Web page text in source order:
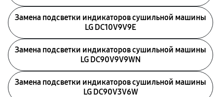
Замена подсветки индикаторов сушильной машины
LG DC10V9V9E
Замена подсветки индикаторов сушильной машины
LG DC90V9V9WN
Замена подсветки индикаторов сушильной машины
LG DC90V3V6W